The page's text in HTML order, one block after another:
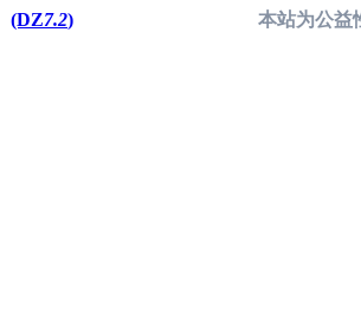
(DZ7.2) 本站为公益